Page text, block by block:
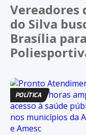
Vereadores
do Silva
Brasília
POLÍTICA